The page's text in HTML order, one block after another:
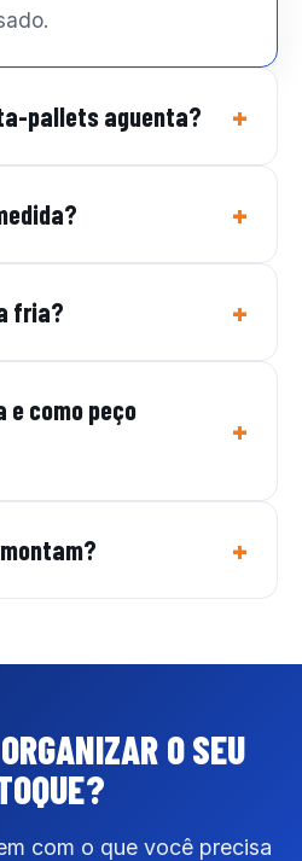
pallets aguenta?
fria?
e como peço
O SEU
com o que você precisa